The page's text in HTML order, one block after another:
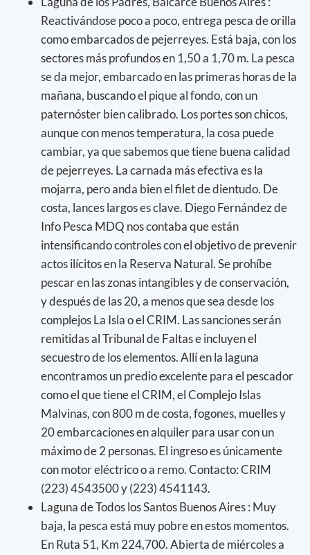
Reactivándose poco a poco, entrega pesca de orilla
como embarcados de pejerreyes. Está baja, con los
sectores más profundos en 1,50 a 1,70 m. La pesca
se da mejor, embarcado en las primeras horas de la
mañana, buscando el pique al fondo, con un
paternóster bien calibrado. Los portes son chicos,
aunque con menos temperatura, la cosa puede
cambiar, ya que sabemos que tiene buena calidad
de pejerreyes. La carnada más efectiva es la
mojarra, pero anda bien el filet de dientudo. De
costa, lances largos es clave. Diego Fernández de
Info Pesca MDQ nos contaba que están
intensificando controles con el objetivo de prevenir
actos ilícitos en la Reserva Natural. Se prohíbe
pescar en las zonas intangibles y de conservación,
y después de las 20, a menos que sea desde los
complejos La Isla o el CRIM. Las sanciones serán
remitidas al Tribunal de Faltas e incluyen el
secuestro de los elementos. Allí en la laguna
encontramos un predio excelente para el pescador
como el que tiene el CRIM, el Complejo Islas
Malvinas, con 800 m de costa, fogones, muelles y
20 embarcaciones en alquiler para usar con un
máximo de 2 personas. El ingreso es únicamente
con motor eléctrico o a remo. Contacto: CRIM
(223) 4543500 y (223) 4541143.
Laguna de Todos los Santos Buenos Aires : Muy
baja, la pesca está muy pobre en estos momentos.
En Ruta 51, Km 224,700. Abierta de miércoles a